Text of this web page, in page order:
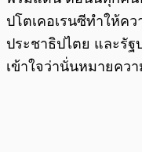
ปโตเคอเรนซีทำให้ค
ประชาธิปไตย และรัฐ
เข้าใจว่านั่นหมายควา